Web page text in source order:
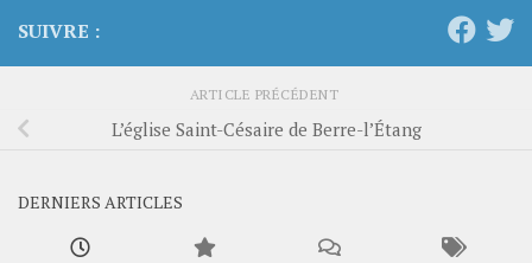
SUIVRE :
ARTICLE PRÉCÉDENT
L’église Saint-Césaire de Berre-l’Étang
DERNIERS ARTICLES